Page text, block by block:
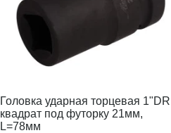
Головка ударная торцевая 1"DR
квадрат под футорку 21мм,
L=78мм